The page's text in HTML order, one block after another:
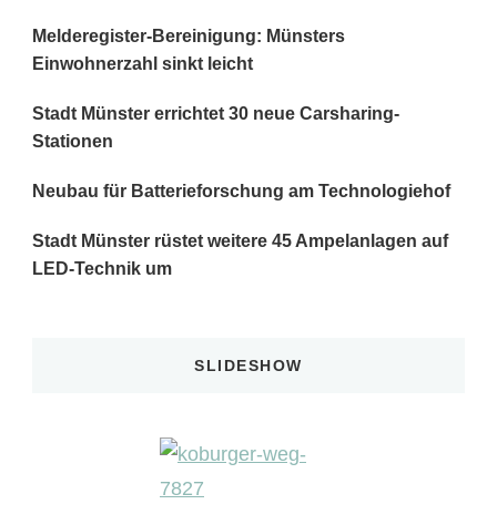
Melderegister-Bereinigung: Münsters
Einwohnerzahl sinkt leicht
Stadt Münster errichtet 30 neue Carsharing-
Stationen
Neubau für Batterieforschung am Technologiehof
Stadt Münster rüstet weitere 45 Ampelanlagen auf
LED-Technik um
SLIDESHOW